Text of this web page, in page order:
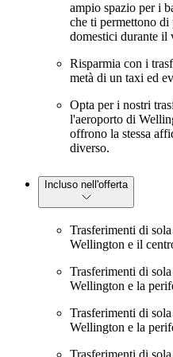
ampio spazio per i
che ti permettono
domestici durante il
Risparmia con i
metà di un taxi ed
Opta per i nostri
l'aeroporto di
offrono la stessa
diverso.
Incluso nell'offerta
Trasferimenti di
Wellington e il
Trasferimenti di
Wellington e la
Trasferimenti di
Wellington e la